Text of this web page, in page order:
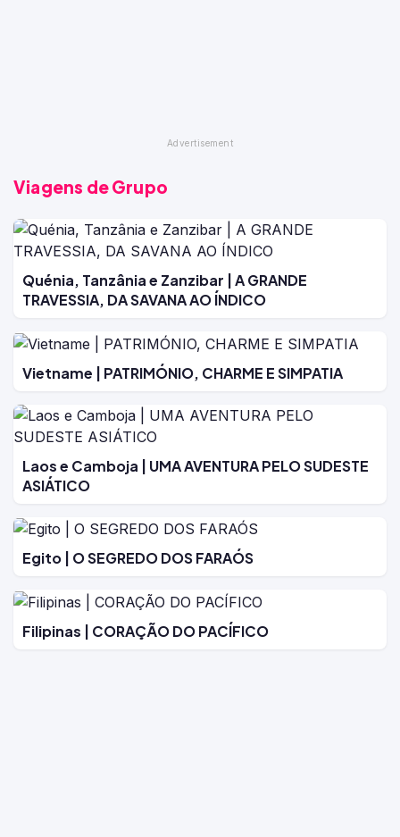
Viagens de Grupo
Quénia, Tanzânia e Zanzibar | A GRANDE
TRAVESSIA, DA SAVANA AO ÍNDICO
Vietname | PATRIMÓNIO, CHARME E SIMPATIA
Laos e Camboja | UMA AVENTURA PELO SUDESTE
ASIÁTICO
Egito | O SEGREDO DOS FARAÓS
Filipinas | CORAÇÃO DO PACÍFICO